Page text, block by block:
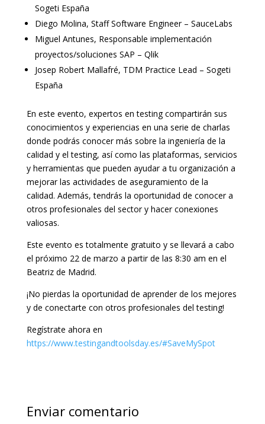
Sogeti España
Diego Molina, Staff Software Engineer – SauceLabs
Miguel Antunes, Responsable implementación
proyectos/soluciones SAP – Qlik
Josep Robert Mallafré, TDM Practice Lead – Sogeti
España
En este evento, expertos en testing compartirán sus
conocimientos y experiencias en una serie de charlas
donde podrás conocer más sobre la ingeniería de la
calidad y el testing, así como las plataformas, servicios
y herramientas que pueden ayudar a tu organización a
mejorar las actividades de aseguramiento de la
calidad. Además, tendrás la oportunidad de conocer a
otros profesionales del sector y hacer conexiones
valiosas.
Este evento es totalmente gratuito y se llevará a cabo
el próximo 22 de marzo a partir de las 8:30 am en el
Beatriz de Madrid.
¡No pierdas la oportunidad de aprender de los mejores
y de conectarte con otros profesionales del testing!
Regístrate ahora en
https://www.testingandtoolsday.es/#SaveMySpot
Enviar comentario